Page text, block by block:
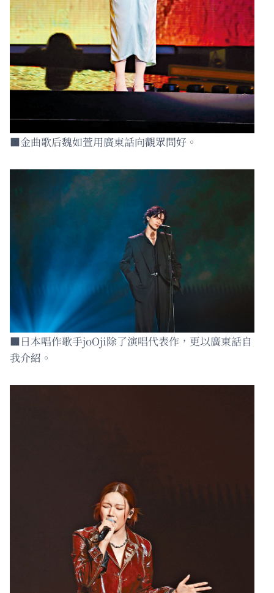
■金曲歌后魏如萱用廣東話向觀眾問好。
■日本唱作歌手joOji除了演唱代表作，更以廣東話自
我介紹。